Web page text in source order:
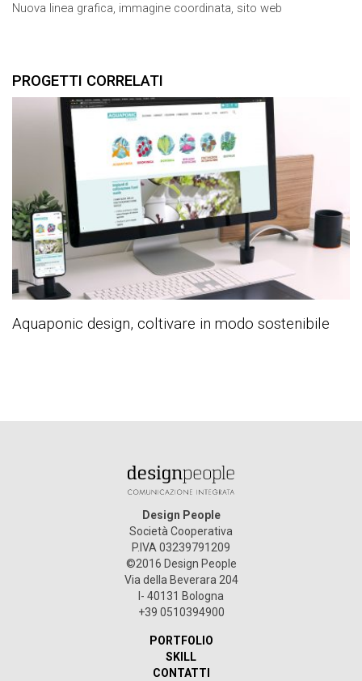
Nuova linea grafica, immagine coordinata, sito web
PROGETTI CORRELATI
Aquaponic design, coltivare in modo sostenibile
Design People
Società Cooperativa
P.IVA 03239791209
©2016 Design People
Via della Beverara 204
I- 40131 Bologna
+39 0510394900
PORTFOLIO
SKILL
CONTATTI